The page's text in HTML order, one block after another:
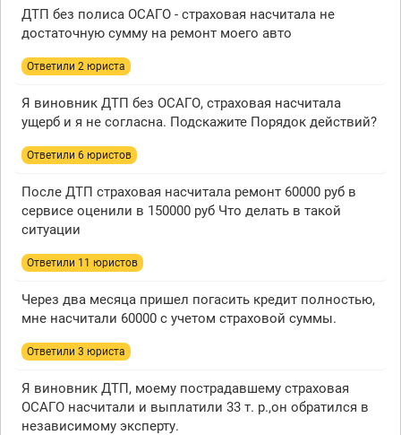
ДТП без полиса ОСАГО - страховая насчитала не
достаточную сумму на ремонт моего авто
Ответили 2 юристa
Я виновник ДТП без ОСАГО, страховая насчитала
ущерб и я не согласна. Подскажите Порядок действий?
Ответили 6 юристов
После ДТП страховая насчитала ремонт 60000 руб в
сервисе оценили в 150000 руб Что делать в такой
ситуации
Ответили 11 юристов
Через два месяца пришел погасить кредит полностью,
мне насчитали 60000 с учетом страховой суммы.
Ответили 3 юристa
Я виновник ДТП, моему пострадавшему страховая
ОСАГО насчитали и выплатили 33 т. р.,он обратился в
независимому эксперту.